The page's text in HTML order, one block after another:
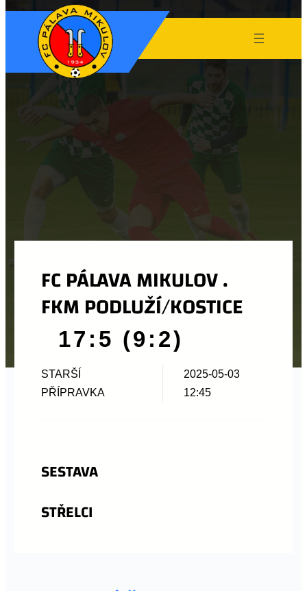
FC PÁLAVA MIKULOV .
FKM PODLUŽÍ/KOSTICE
17:5 (9:2)
STARŠÍ
PŘÍPRAVKA
2025-05-03
12:45
SESTAVA
STŘELCI